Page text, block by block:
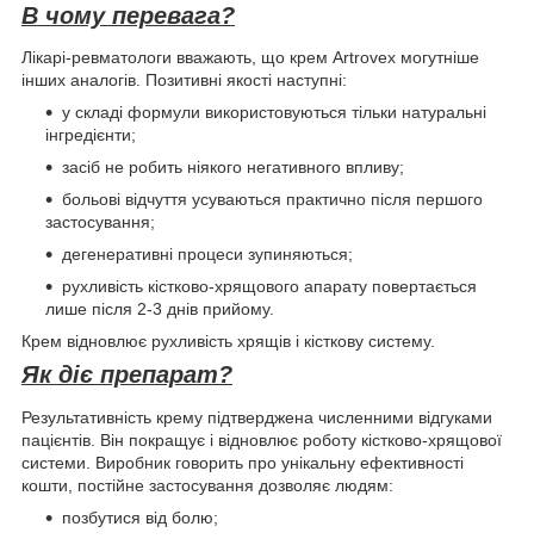
В чому перевага?
Лікарі-ревматологи вважають, що крем Artrovex могутніше
інших аналогів. Позитивні якості наступні:
у складі формули використовуються тільки натуральні
інгредієнти;
засіб не робить ніякого негативного впливу;
больові відчуття усуваються практично після першого
застосування;
дегенеративні процеси зупиняються;
рухливість кістково-хрящового апарату повертається
лише після 2-3 днів прийому.
Крем відновлює рухливість хрящів і кісткову систему.
Як діє препарат?
Результативність крему підтверджена численними відгуками
пацієнтів. Він покращує і відновлює роботу кістково-хрящової
системи. Виробник говорить про унікальну ефективності
кошти, постійне застосування дозволяє людям:
позбутися від болю;